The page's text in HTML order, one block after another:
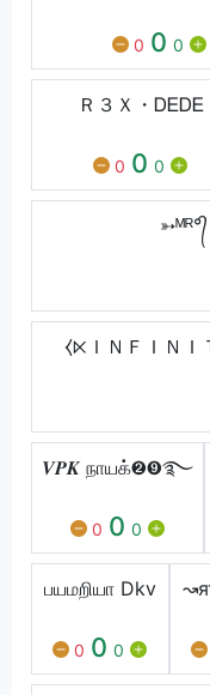
0 0 0
Ｒ３Ｘ・ᎠᎬᎠᎬ
0 0 0
⧼⋉ＩＮＦＩＮ
𝑽𝑷𝑲 நாயக்➋➒࿐
0 0 0
பயமறியா Dkv
0 0 0